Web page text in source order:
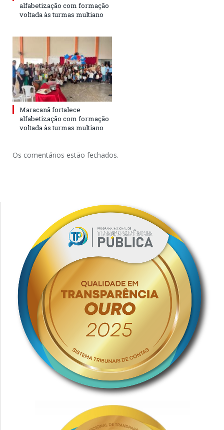
alfabetização com formação
voltada às turmas multiano
Maracanã fortalece
alfabetização com formação
voltada às turmas multiano
Os comentários estão fechados.